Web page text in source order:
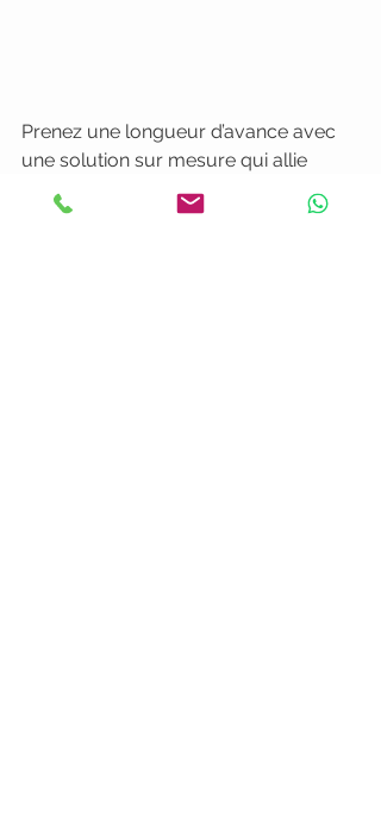
Prenez une longueur d’avance avec
une solution sur mesure qui allie
qualité irréprochable et délais
respectés. Découvrez comment notre